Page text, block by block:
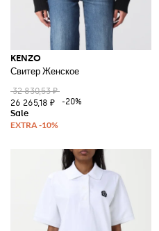
KENZO
Свитер Женское
32 830,53 ₽
26 265,18 ₽
-20%